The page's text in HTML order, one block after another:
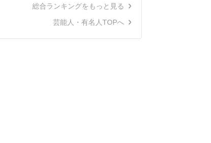
総合ランキングをもっと見る
芸能人・有名人TOPへ